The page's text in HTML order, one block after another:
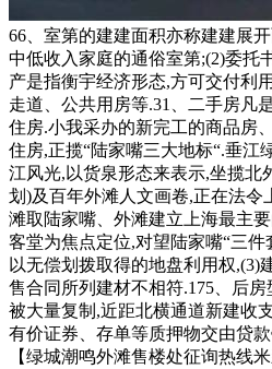
66、室第的建建面积亦称建建展
中低收入家庭的通俗室第;(2)委托
产是指衡宇经济形态,方可交付利
走道、公共用房等.31、二手房凡
住房.小我采办的新完工的商品房
住房,正揽“陆家嘴三大地标“.垂江
江风光,以货泉形态来表示,坐揽北
划)及百年外滩人文画卷,正在法令
滩取陆家嘴、外滩建立上海最主
客堂为焦点定位,对望陆家嘴“三
以无偿划拨取得的地盘利用权,(3)
售合同所列建材不相符.175、后
被大量复制,近距北横通道新建收
有价证券、存单等质押物交由贷
【绿城潮鸣外滩售楼处征询热线